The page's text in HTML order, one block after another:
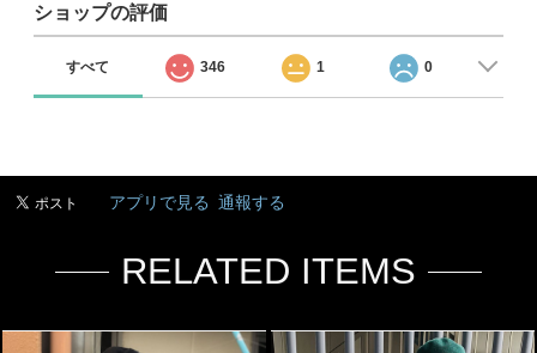
ショップの評価
すべて 346 1 0
アプリで見る 通報する
RELATED ITEMS